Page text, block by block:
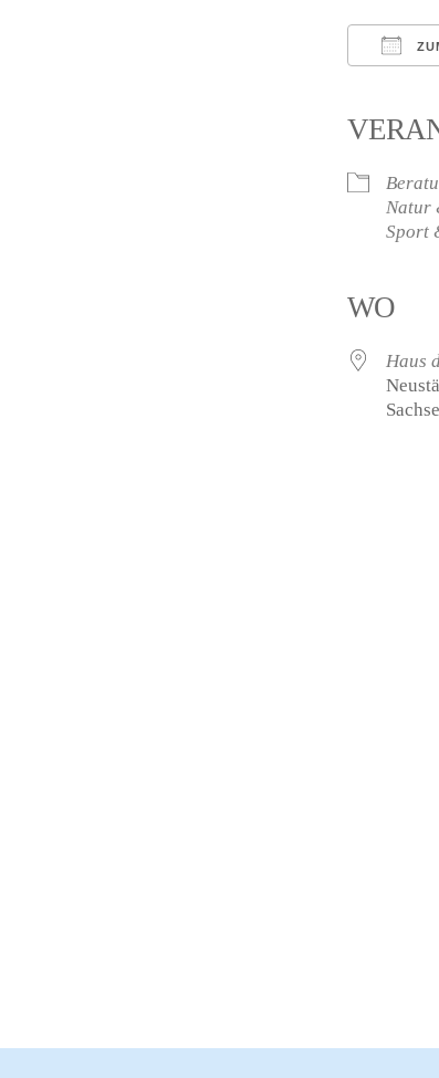
Natur
Sport
WO
Haus